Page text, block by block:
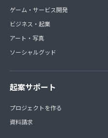
ゲーム・サービス開発
ビジネス・起業
アート・写真
ソーシャルグッド
起案サポート
プロジェクトを作る
資料請求